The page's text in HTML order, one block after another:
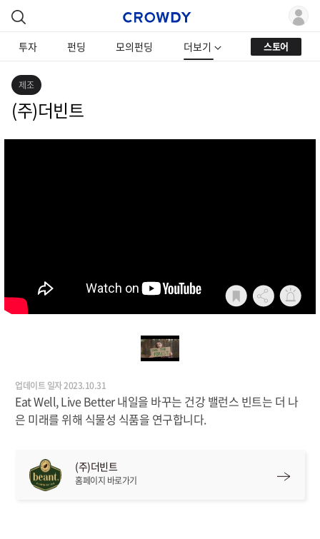
투자 펀딩 모의펀딩 더보기 스토어
제조
(주)더빈트
업데이트 일자 2023.10.31
Eat Well, Live Better 내일을 바꾸는 건강 밸런스 빈트는 더 나
은 미래를 위해 식물성 식품을 연구합니다.
(주)더빈트
홈페이지 바로가기